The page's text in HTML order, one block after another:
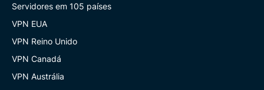
Servidores em 105 países
VPN EUA
VPN Reino Unido
VPN Canadá
VPN Austrália